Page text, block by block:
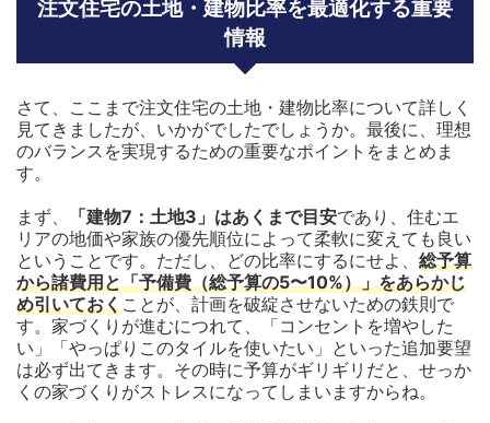
注文住宅の土地・建物比率を最適化する重要
情報
さて、ここまで注文住宅の土地・建物比率について詳しく
見てきましたが、いかがでしたでしょうか。最後に、理想
のバランスを実現するための重要なポイントをまとめま
す。
まず、
「建物7：土地3」はあくまで目安であり、住むエ
リアの地価や家族の優先順位によって柔軟に変えても良い
ということです。ただし、どの比率にするにせよ、 総予算
から諸費用と「予備費（総予算の5〜10%）」をあらかじ
め引いておくことが、計画を破綻させないための鉄則で
す。家づくりが進むにつれて、「コンセントを増やした
い」「やっぱりこのタイルを使いたい」といった追加要望
は必ず出てきます。その時に予算がギリギリだと、せっか
くの家づくりがストレスになってしまいますからね。